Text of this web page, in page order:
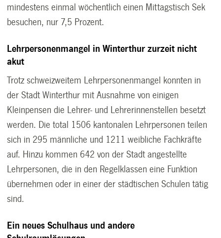
mindestens einmal wöchentlich einen Mittagstisch Sek
besuchen, nur 7,5 Prozent.
Lehrpersonenmangel in Winterthur zurzeit nicht
akut
Trotz schweizweitem Lehrpersonenmangel konnten in
der Stadt Winterthur mit Ausnahme von einigen
Kleinpensen die Lehrer- und Lehrerinnenstellen besetzt
werden. Die total 1506 kantonalen Lehrpersonen teilen
sich in 295 männliche und 1211 weibliche Fachkräfte
auf. Hinzu kommen 642 von der Stadt angestellte
Lehrpersonen, die in den Regelklassen eine Funktion
übernehmen oder in einer der städtischen Schulen tätig
sind.
Ein neues Schulhaus und andere